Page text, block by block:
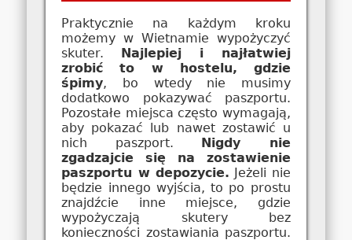
Praktycznie na każdym kroku
możemy w Wietnamie wypożyczyć
skuter. Najlepiej i najłatwiej
zrobić to w hostelu, gdzie
śpimy, bo wtedy nie musimy
dodatkowo pokazywać paszportu.
Pozostałe miejsca często wymagają,
aby pokazać lub nawet zostawić u
nich paszport. Nigdy nie
zgadzajcie się na zostawienie
paszportu w depozycie. Jeżeli nie
będzie innego wyjścia, to po prostu
znajdźcie inne miejsce, gdzie
wypożyczają skutery bez
konieczności zostawiania paszportu.